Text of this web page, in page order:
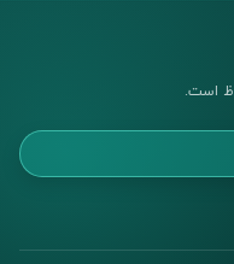
است.